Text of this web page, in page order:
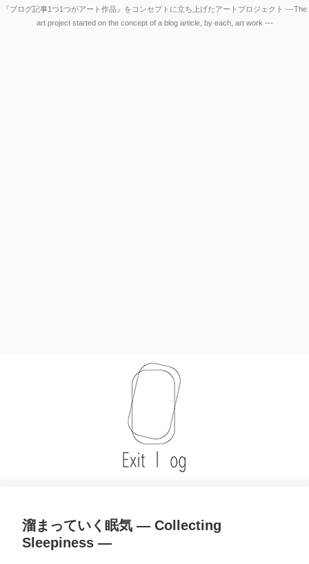
『ブログ記事1つ1つがアート作品』をコンセプトに立ち上げたアートプロジェクト ---The
art project started on the concept of a blog article, by each, art work ---
溜まっていく眠気 — Collecting
Sleepiness —